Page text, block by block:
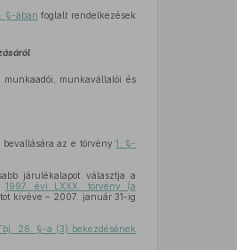
§-ában foglalt rendelkezések
munkaadói, munkavállalói és
bevallására az e törvény1. §-
járulékalapot választja a
1997. évi LXXX. törvény (a
kivéve – 2007. január 31-ig
26. §-a (3) bekezdésének